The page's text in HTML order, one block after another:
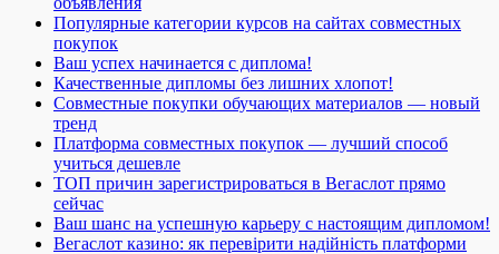
Популярные категории курсов на сайтах совместных
покупок
Ваш успех начинается с диплома!
Качественные дипломы без лишних хлопот!
Совместные покупки обучающих материалов — новый
тренд
Платформа совместных покупок — лучший способ
учиться дешевле
ТОП причин зарегистрироваться в Вегаслот прямо
сейчас
Ваш шанс на успешную карьеру с настоящим дипломом!
Вегаслот казино: як перевірити надійність платформи